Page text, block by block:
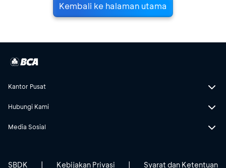
Kembali ke halaman utama
Kantor Pusat
Hubungi Kami
Media Sosial
SBDK Kebijakan Privasi Syarat dan Ketentuan